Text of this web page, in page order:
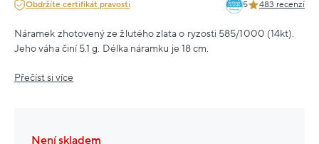
Obdržíte certifikát pravosti 5 483 recenzí
Náramek zhotovený ze žlutého zlata o ryzosti 585/1000 (14kt).
Jeho váha činí 5.1 g. Délka náramku je 18 cm.
Přečíst si více
Není skladem